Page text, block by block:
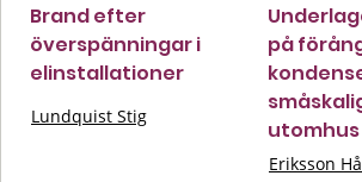
Brand efter
överspänningar i
elinstallationer
Lundquist Stig
på
utomhus
Eriksson